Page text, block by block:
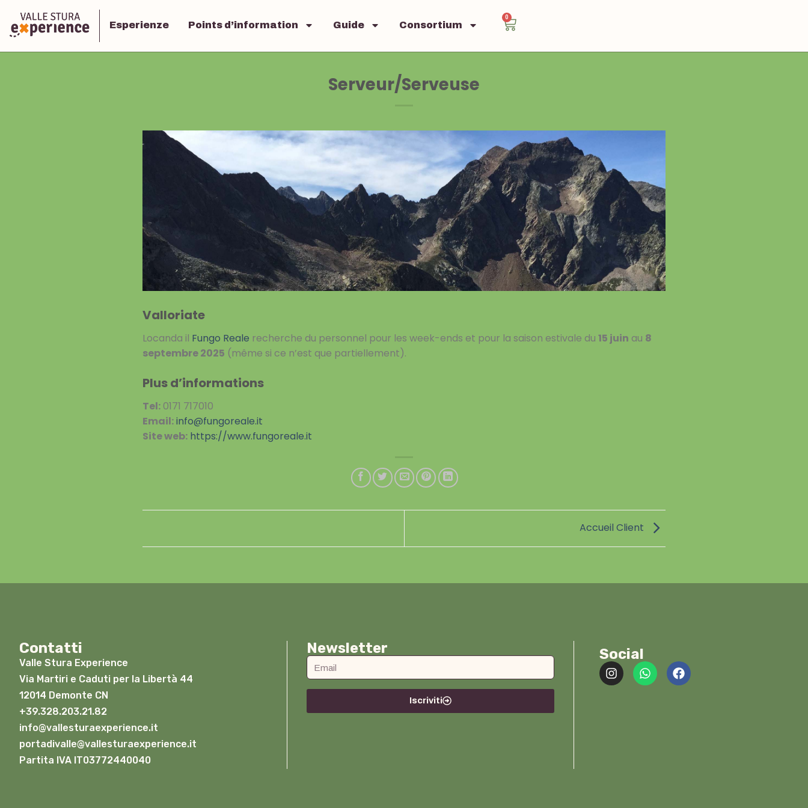
0
Esperienze Points d’information Guide Consortium
Serveur/Serveuse
Valloriate
Locanda il Fungo Reale recherche du personnel pour les week-ends et pour la saison estivale du 15 juin au 8
septembre 2025 (même si ce n’est que partiellement).
Plus d’informations
Tel: 0171 717010
Email:info@fungoreale.it
Site web: https://www.fungoreale.it
Accueil Client
Contatti
Valle Stura Experience
Via Martiri e Caduti per la Libertà 44
12014 Demonte CN
+39.328.203.21.82
info@vallesturaexperience.it
portadivalle@vallesturaexperience.it
Partita IVA IT03772440040
Newsletter
Iscriviti
Social